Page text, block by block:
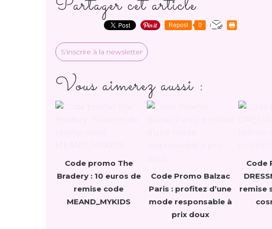
Repost 0
S'inscrire à la newsletter
Vous aimerez aussi :
Code promo The
Bradery : 10 euros de
remise code
MEAND_MYKIDS
Code Promo Balzac
Paris : profitez d’une
mode responsable à
prix doux
Code
remise